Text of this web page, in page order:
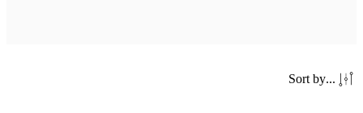
Sort by...